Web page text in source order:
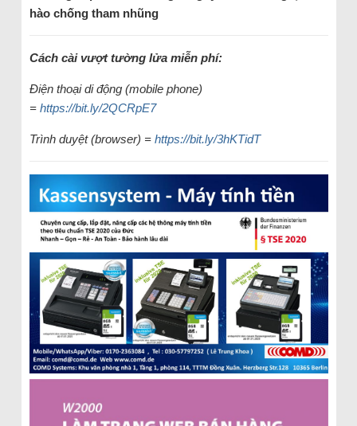
hào chống tham nhũng
Cách cài vượt tường lửa miễn phí:
Điện thoại di động (mobile phone)
= https://bit.ly/2QCRpE7
Trình duyệt (browser) = https://bit.ly/3hKTidT